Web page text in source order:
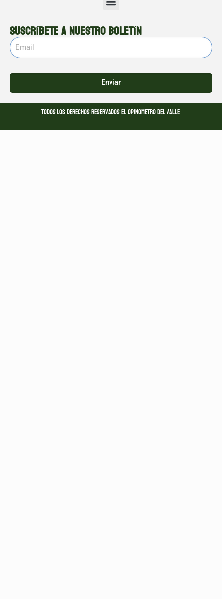
Suscríbete a nuestro boletín
Enviar
Todos los derechos reservados El opinometro del valle